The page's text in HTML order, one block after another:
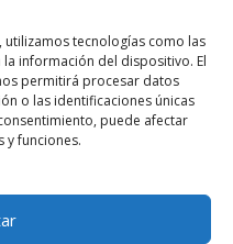
utilizamos tecnologías como las
información del dispositivo. El
permitirá procesar datos
o las identificaciones únicas
puede afectar
y funciones.